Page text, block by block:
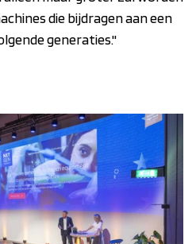
die bijdragen aan een
generaties."